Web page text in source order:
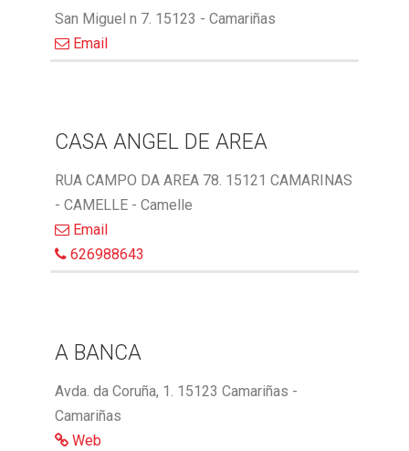
San Miguel n 7. 15123 - Camariñas
Email
CASA ANGEL DE AREA
RUA CAMPO DA AREA 78. 15121 CAMARINAS
- CAMELLE - Camelle
Email
626988643
A BANCA
Avda. da Coruña, 1. 15123 Camariñas -
Camariñas
Web